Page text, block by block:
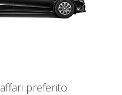
preferito